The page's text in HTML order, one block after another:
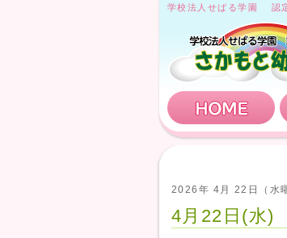
学校法人せばる学園 認
2026年 4月 22日（水
4月22日(水)